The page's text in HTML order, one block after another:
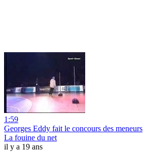
1:59
Georges Eddy fait le concours des meneurs
La fouine du net
il y a 19 ans